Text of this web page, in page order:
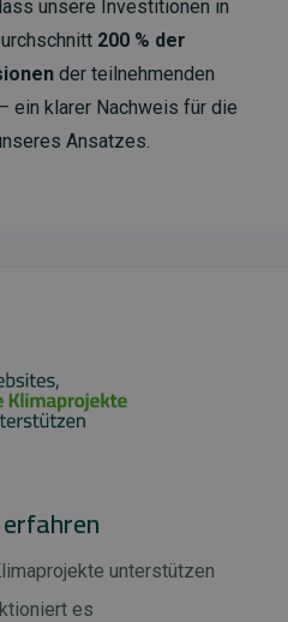
unsere Investitionen in
200 % der
der teilnehmenden
ein klarer Nachweis für die
Ansatzes.
unterstützen
es